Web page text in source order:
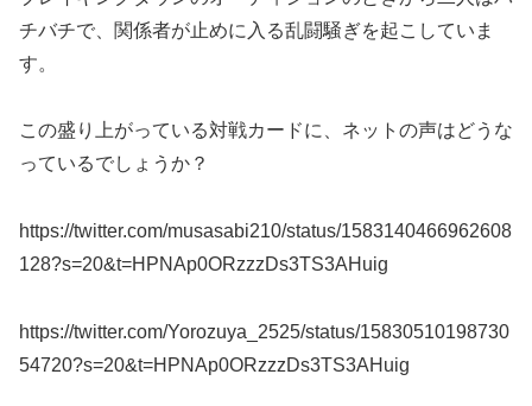
チバチで、関係者が止めに入る乱闘騒ぎを起こしていま
す。
この盛り上がっている対戦カードに、ネットの声はどうな
っているでしょうか？
https://twitter.com/musasabi210/status/1583140466962608
128?s=20&t=HPNAp0ORzzzDs3TS3AHuig
https://twitter.com/Yorozuya_2525/status/15830510198730
54720?s=20&t=HPNAp0ORzzzDs3TS3AHuig